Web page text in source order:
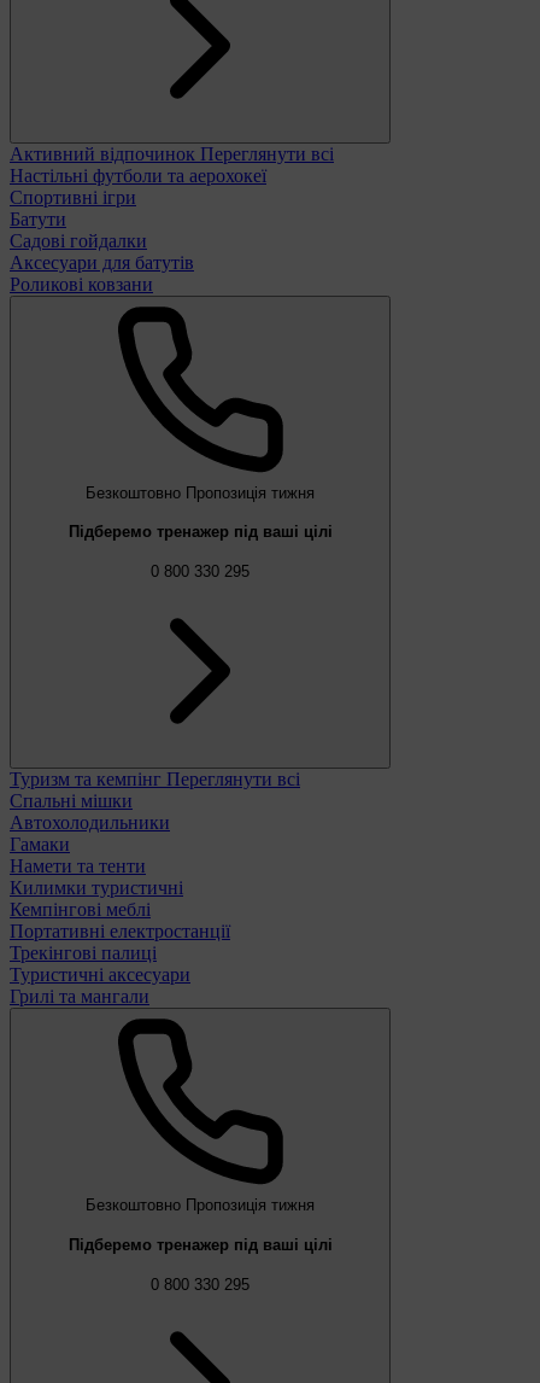
Активний відпочинок Переглянути всі
Настільні футболи та аерохокеї
Спортивні ігри
Батути
Садові гойдалки
Аксесуари для батутів
Роликові ковзани
Безкоштовно Пропозиція тижня
Підберемо тренажер під ваші цілі
0 800 330 295
Туризм та кемпінг Переглянути всі
Спальні мішки
Автохолодильники
Гамаки
Намети та тенти
Килимки туристичні
Кемпінгові меблі
Портативні електростанції
Трекінгові палиці
Туристичні аксесуари
Грилі та мангали
Безкоштовно Пропозиція тижня
Підберемо тренажер під ваші цілі
0 800 330 295